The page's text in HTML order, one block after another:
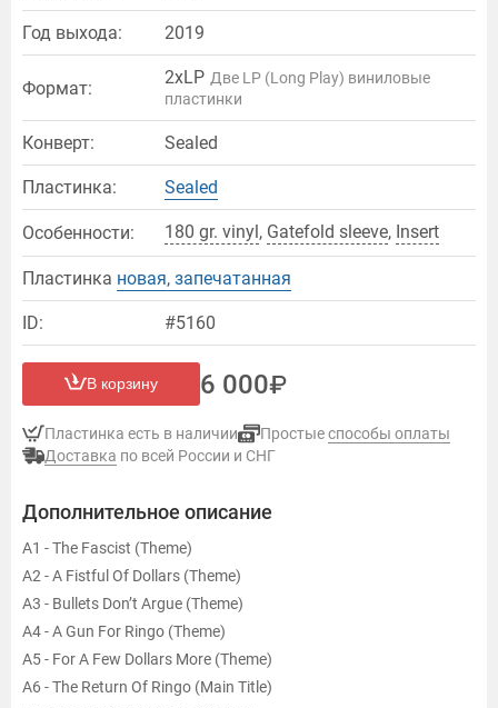
Год выхода: 2019
Формат: 2xLP Две LP (Long Play) виниловые
пластинки
Конверт: Sealed
Пластинка: Sealed
Особенности: 180 gr. vinyl, Gatefold sleeve, Insert
Пластинка новая, запечатанная
ID: #5160
В корзину 6 000
Пластинка есть в наличии Простыеспособы оплаты
Доставка по всей России и СНГ
Дополнительное описание
A1 - The Fascist (Theme)
A2 - A Fistful Of Dollars (Theme)
A3 - Bullets Don’t Argue (Theme)
A4 - A Gun For Ringo (Theme)
A5 - For A Few Dollars More (Theme)
A6 - The Return Of Ringo (Main Title)